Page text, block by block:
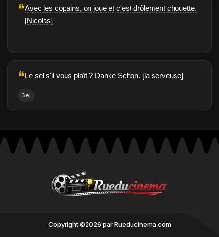
❝Avec les copains, on joue et c'est drôlement chouette.
[Nicolas]
❝Le sel s'il vous plaît ? Danke Schon. [la serveuse]
Sel
Copyright ©2026 par Rueducinema.com